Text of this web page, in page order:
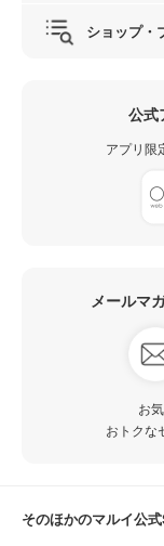
ショップ・
公式
アプリ限
メールマ
お
おトクな
そのほかのマルイ公